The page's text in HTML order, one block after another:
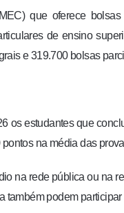
que oferece
de ensino
e 319.700 bolsas
os estudantes que
na média das
na rede pública ou na
podem